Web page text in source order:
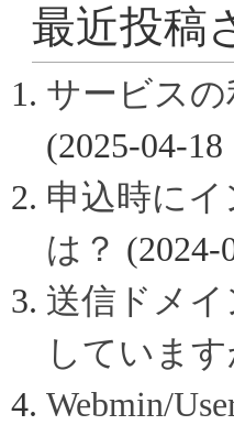
最近投稿
サービス
(2025-04-18
申込時に
は？ (2024-
送信ドメイ
していま
Webmin/